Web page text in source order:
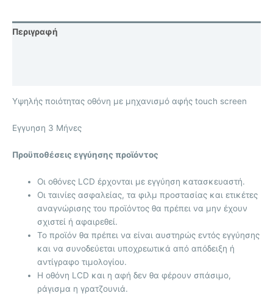
Περιγραφή
Υψηλής ποιότητας οθόνη με μηχανισμό αφής touch screen
Eγγυηση 3 Μήνες
Προϋποθέσεις εγγύησης προϊόντος
Οι οθόνες LCD έρχονται με εγγύηση κατασκευαστή.
Οι ταινίες ασφαλείας, τα φιλμ προστασίας και ετικέτες
αναγνώρισης του προϊόντος θα πρέπει να μην έχουν
σχιστεί ή αφαιρεθεί.
Το προϊόν θα πρέπει να είναι αυστηρώς εντός εγγύησης
και να συνοδεύεται υποχρεωτικά από απόδειξη ή
αντίγραφο τιμολογίου.
Η οθόνη LCD και η αφή δεν θα φέρουν σπάσιμο,
ράγισμα η γρατζουνιά.